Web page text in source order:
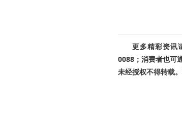
更多精彩资讯
0088；消费者也可
未经授权不得转载